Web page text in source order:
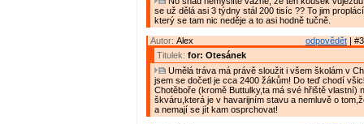
se už dělá asi 3 týdny stál 200 tisíc ?? To jim
který se tam nic neděje a to asi hodně tučně.
odpovědět |
Autor: Alex
Titulek: for: Otesánek
Umělá tráva má právě sloužit i všem školám v
jsem se dočetl je cca 2400 žákům! Do teď chodí
Chotěboře (kromě Buttulky,ta má své hřiště vlastní)
škváru,která je v havarijním stavu a nemluvě o
a nemají se jít kam osprchovat!